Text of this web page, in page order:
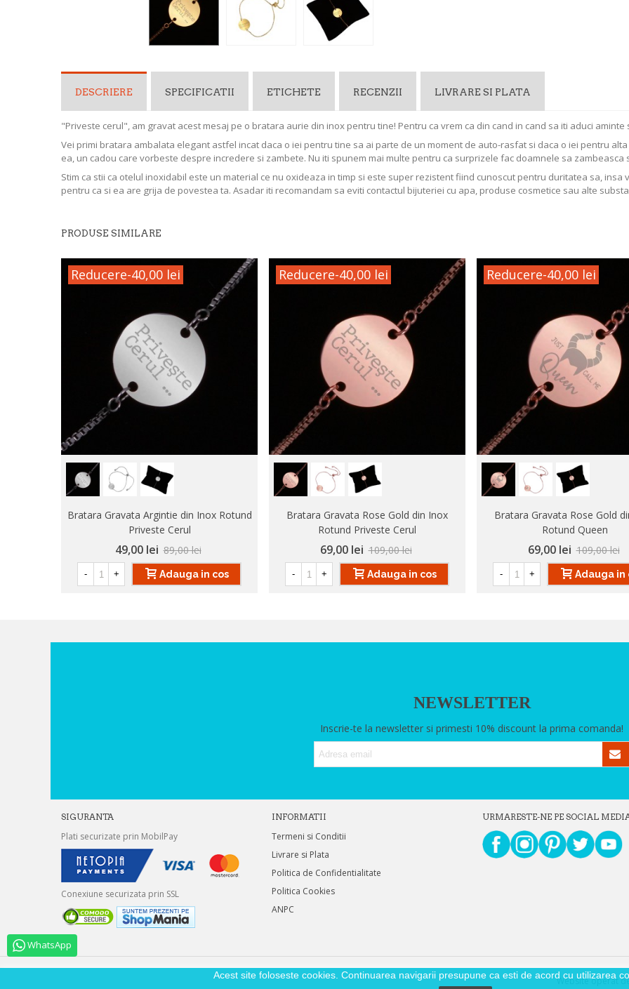
WhatsApp
DESCRIERE SPECIFICATII ETICHETE RECENZII LIVRARE SI PLATA
"Priveste cerul", am gravat acest mesaj pe o bratara aurie din inox pentru tine! Pentru ca vrem ca din cand in cand sa iti aduci
Vei primi bratara ambalata elegant astfel incat daca o iei pentru tine sa ai parte de un moment de auto-rasfat si daca o iei pentru
ea, un cadou care vorbeste despre incredere si zambete. Nu iti spunem mai multe pentru ca surprizele fac doamnele sa zambeasca
Stim ca stii ca otelul inoxidabil este un material ce nu oxideaza in timp si este super rezistent fiind cunoscut pentru duritatea sa,
pentru ca si ea are grija de povestea ta. Asadar iti recomandam sa eviti contactul bijuteriei cu apa, produse cosmetice sau alte
PRODUSE SIMILARE
Reducere-40,00 lei
Bratara Gravata Argintie din Inox Rotund
Priveste Cerul
49,00 lei 89,00 lei
- + Adauga in cos
Reducere-40,00 lei
Bratara Gravata Rose Gold din Inox
Rotund Priveste Cerul
69,00 lei 109,00 lei
- + Adauga in cos
Reducere-40,00 lei
Bratara Gravata Rose Gold
Rotund Queen
69,00 lei 109,00 lei
- + Adauga in
NEWSLETTER
Inscrie-te la newsletter si primesti 10% discount la prima comanda!
SIGURANTA
Plati securizate prin MobilPay
Conexiune securizata prin SSL
INFORMATII
Termeni si Conditii
Livrare si Plata
Politica de Confidentialitate
Politica Cookies
ANPC
URMARESTE-NE PE SOCIAL
Acest site foloseste cookies. Continuarea navigarii presupune ca esti de acord cu utilizarea
Website operat